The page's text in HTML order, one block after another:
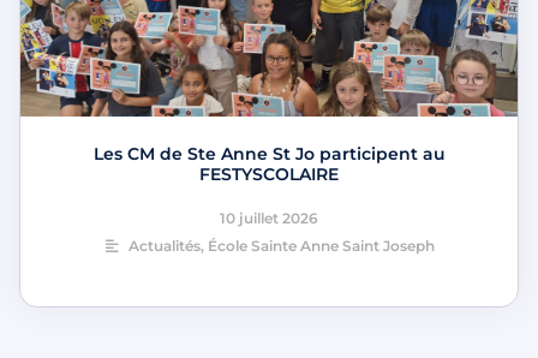
Les CM de Ste Anne St Jo participent au
FESTYSCOLAIRE
10 juillet 2026
Actualités, École Sainte Anne Saint Joseph